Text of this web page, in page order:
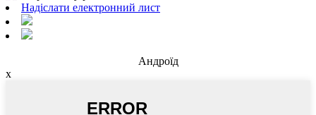
Надіслати електронний лист
Андроїд
x